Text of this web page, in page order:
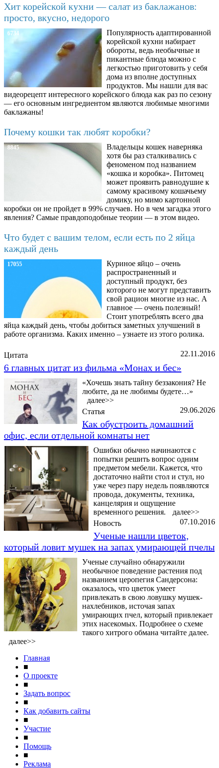
Хит корейской кухни — салат из баклажанов:
просто, вкусно, недорого
6734
Популярность адаптированной
корейской кухни набирает
обороты, ведь необычные и
пикантные блюда можно с
легкостью приготовить у себя
дома из вполне доступных
продуктов. Мы нашли для вас
видеорецепт интересного корейского блюда как раз по сезону
— его основным ингредиентом являются любимые многими
баклажаны!
Почему кошки так любят коробки?
8845
Владельцы кошек наверняка
хотя бы раз сталкивались с
феноменом под названием
«кошка и коробка». Питомец
может проявить равнодушие к
самому красивому кошачьему
домику, но мимо картонной
коробки он не пройдет в 99% случаев. Но в чем загадка этого
явления? Самые правдоподобные теории — в этом видео.
Что будет с вашим телом, если есть по 2 яйца
каждый день
17055
Куриное яйцо – очень
распространенный и
доступный продукт, без
которого не могут представить
свой рацион многие из нас. А
главное — очень полезный!
Стоит употреблять всего два
яйца каждый день, чтобы добиться заметных улучшений в
работе организма. Каких именно – узнаете из этого ролика.
22.11.2016
Цитата
6 главных цитат из фильма «Монах и бес»
«Хочешь знать тайну беззакония? Не
любите, да не любимы будете…»
далее>>
29.06.2026
Статья
Как обустроить домашний
офис, если отдельной комнаты нет
Ошибки обычно начинаются с
попытки решить вопрос одним
предметом мебели. Кажется, что
достаточно найти стол и стул, но
уже через пару недель появляются
провода, документы, техника,
канцелярия и ощущение
временного решения.
далее>>
07.10.2016
Новость
Ученые нашли цветок,
который ловит мушек на запах умирающей пчелы
Ученые случайно обнаружили
необычное поведение растения под
названием церопегия Сандерсона:
оказалось, что цветок умеет
привлекать в свою ловушку мушек-
нахлебников, источая запах
умирающих пчел, который привлекает
этих насекомых. Подробнее о схеме
такого хитрого обмана читайте далее.
далее>>
Главная
■
О проекте
■
Задать вопрос
■
Как добавить сайты
■
Участие
■
Помощь
■
Реклама